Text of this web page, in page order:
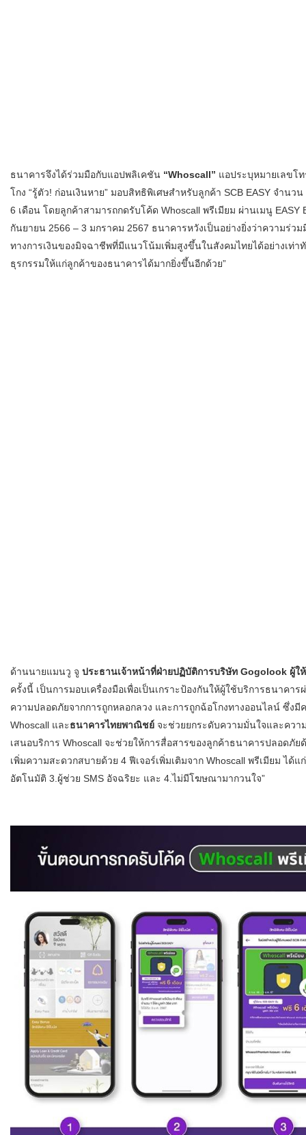
ธนาคารจึงได้ร่วมมือกับแอปพลิเคชัน “Whoscall” แอประบุหมายเลขโ
โกง “รู้ตัว! ก่อนเงินหาย” มอบสิทธิพิเศษสำหรับลูกค้า SCB EASY จำน
6 เดือน โดยลูกค้าสามารถกดรับโค้ด Whoscall พรีเมียม ผ่านเมนู
กันยายน 2566 – 3 มกราคม 2567 ธนาคารหวังเป็นอย่างยิ่งว่าความร่
ทางการเงินของมิจฉาชีพที่มีแนวโน้มเพิ่มสูงขึ้นในสังคมไทยได้อย่างเท่
ธุรกรรมให้แก่ลูกค้าของธนาคารได้มากยิ่งขึ้นอีกด้วย”
ด้านนายแมนวู จู ประธานเจ้าหน้าที่ฝ่ายปฏิบัติการบริษัท Gogolook ผู้ใ
ครั้งนี้ เป็นการมอบเครื่องมือเพื่อเป็นเกราะป้องกันให้ผู้ใช้บริการธนาค
ความปลอดภัยจากการถูกหลอกลวง และการถูกฉ้อโกงทางออนไลน์ ซึ่ง
Whoscall และธนาคารไทยพาณิชย์ จะช่วยยกระดับความมั่นใจและคว
เสนอบริการ Whoscall จะช่วยให้การสื่อสารของลูกค้าธนาคารปลอดภั
เพิ่มความสะดวกสบายด้วย 4 ฟีเจอร์เพิ่มเติมจาก Whoscall พรีเมียม ไ
อัตโนมัติ 3.ผู้ช่วย SMS อัจฉริยะ และ 4.ไม่มีโฆษณามากวนใจ”